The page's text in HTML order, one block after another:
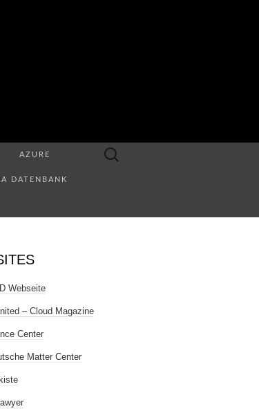
AZURE
DATENBANK
Suchen
Webseite
– Cloud Magazine
Center
Matter Center